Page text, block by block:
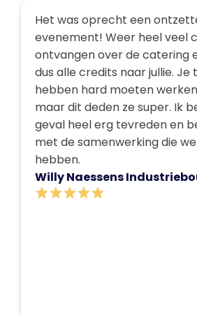
Het was oprecht een
evenement! Weer heel veel
ontvangen over de catering
dus alle credits naar jullie. Je
hebben hard moeten
maar dit deden ze super. Ik
geval heel erg tevreden en
met de samenwerking die
hebben.
Willy Naessens